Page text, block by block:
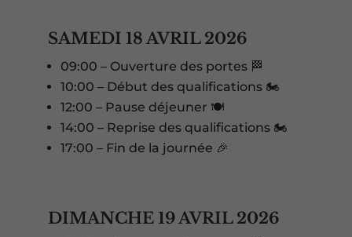
SAMEDI 18 AVRIL 2026
09:00 – Ouverture des portes 🏁
10:00 – Début des qualifications 🏍️
12:00 – Pause déjeuner 🍽️
14:00 – Reprise des qualifications 🏍️
17:00 – Fin de la journée 🎉
DIMANCHE 19 AVRIL 2026